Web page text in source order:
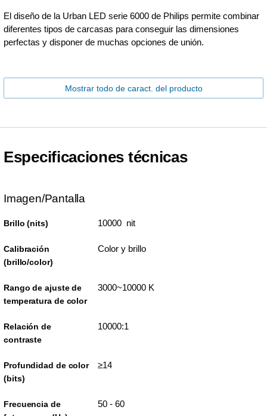
El diseño de la Urban LED serie 6000 de Philips permite combinar
diferentes tipos de carcasas para conseguir las dimensiones
perfectas y disponer de muchas opciones de unión.
Mostrar todo de caract. del producto
Especificaciones técnicas
Imagen/Pantalla
Brillo (nits) 10000 nit
Calibración
(brillo/color)
Color y brillo
Rango de ajuste de
temperatura de color
3000~10000 K
Relación de
contraste
10000:1
Profundidad de color
(bits)
≥14
Frecuencia de
50 - 60